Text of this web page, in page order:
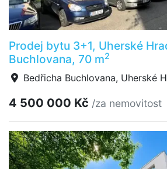
Prodej bytu 3+1, Uherské
Buchlovana, 70 m2
Bedřicha Buchlovana, Uherské
4 500 000 Kč /za nemovitost